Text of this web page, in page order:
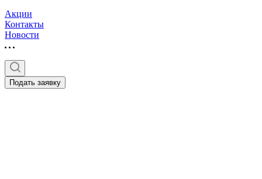
Акции
Контакты
Новости
Подать заявку